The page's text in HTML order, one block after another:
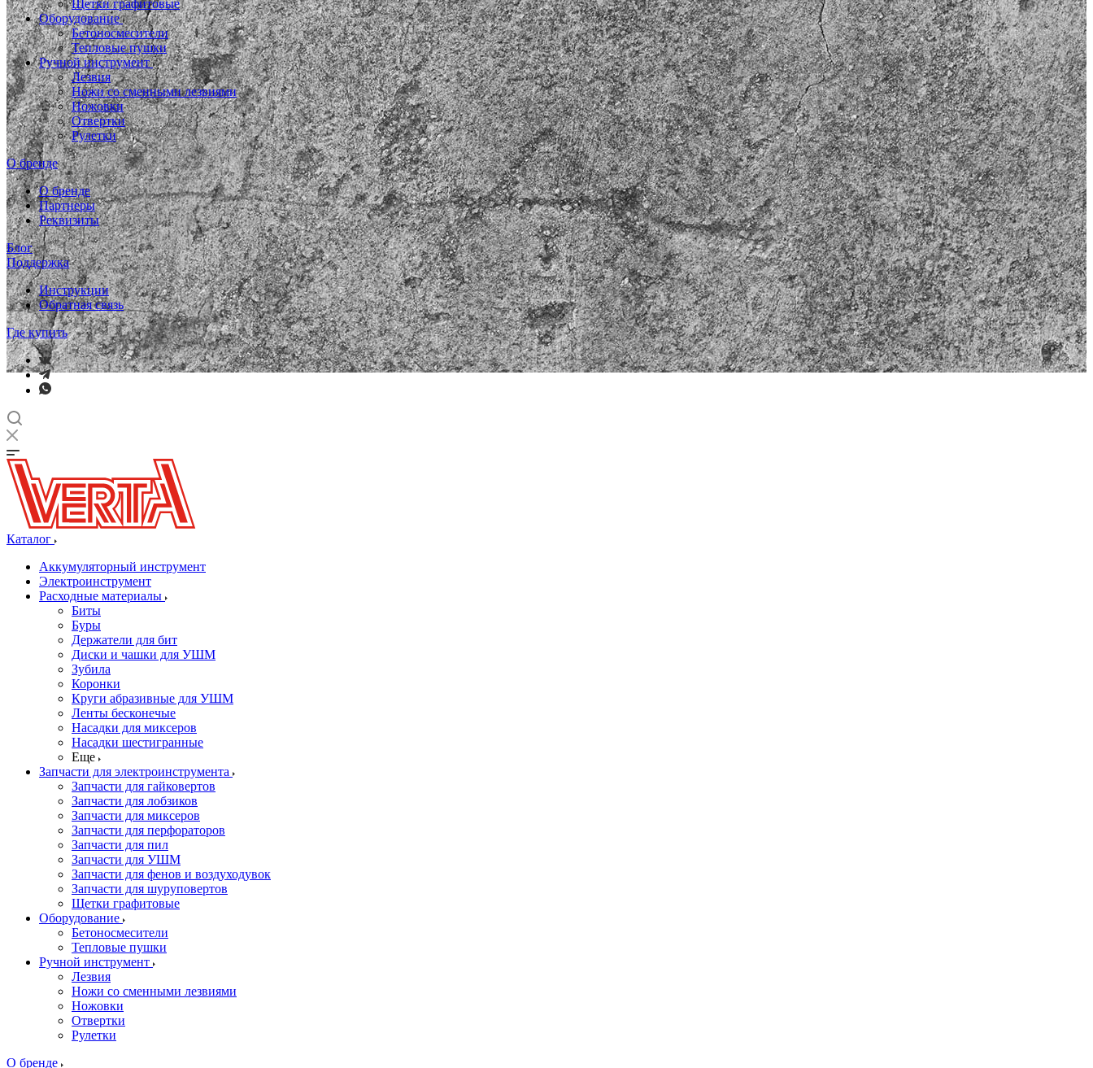
Щетки графитовые
Оборудование
Бетоносмесители
Тепловые пушки
Ручной инструмент
Лезвия
Ножи со сменными лезвиями
Ножовки
Отвертки
Рулетки
О бренде
О бренде
Партнеры
Реквизиты
Блог
Поддержка
Инструкции
Обратная связь
Где купить
Каталог
Аккумуляторный инструмент
Электроинструмент
Расходные материалы
Биты
Буры
Держатели для бит
Диски и чашки для УШМ
Зубила
Коронки
Круги абразивные для УШМ
Ленты бесконечые
Насадки для миксеров
Насадки шестигранные
Еще
Запчасти для электроинструмента
Запчасти для гайковертов
Запчасти для лобзиков
Запчасти для миксеров
Запчасти для перфораторов
Запчасти для пил
Запчасти для УШМ
Запчасти для фенов и воздуходувок
Запчасти для шуруповертов
Щетки графитовые
Оборудование
Бетоносмесители
Тепловые пушки
Ручной инструмент
Лезвия
Ножи со сменными лезвиями
Ножовки
Отвертки
Рулетки
О бренде